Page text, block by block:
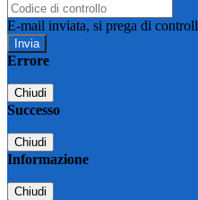
E-mail inviata, si prega di
Errore
Chiudi
Successo
Chiudi
Informazione
Chiudi